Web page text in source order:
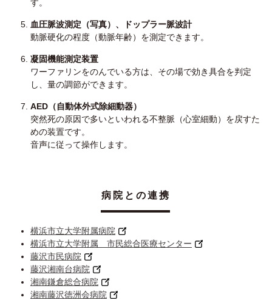
す。
血圧脈波測定（写真）、ドップラー脈波計
動脈硬化の程度（動脈年齢）を測定できます。
凝固機能測定装置
ワーファリンをのんでいる方は、その場で効き具合を判定
し、量の調節ができます。
AED（自動体外式除細動器）
突然死の原因で多いといわれる不整脈（心室細動）を戻すた
めの装置です。
音声に従って操作します。
病院との連携
横浜市立大学附属病院
横浜市立大学附属 市民総合医療センター
藤沢市民病院
藤沢湘南台病院
湘南鎌倉総合病院
湘南藤沢徳洲会病院